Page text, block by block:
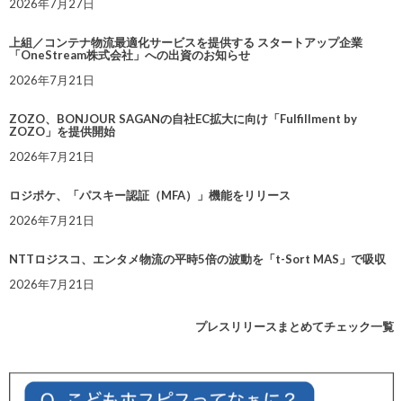
2026年7月27日
上組／コンテナ物流最適化サービスを提供する スタートアップ企業
「OneStream株式会社」への出資のお知らせ
2026年7月21日
ZOZO、BONJOUR SAGANの自社EC拡大に向け「Fulfillment by
ZOZO」を提供開始
2026年7月21日
ロジポケ、「パスキー認証（MFA）」機能をリリース
2026年7月21日
NTTロジスコ、エンタメ物流の平時5倍の波動を「t-Sort MAS」で吸収
2026年7月21日
プレスリリースまとめてチェック一覧